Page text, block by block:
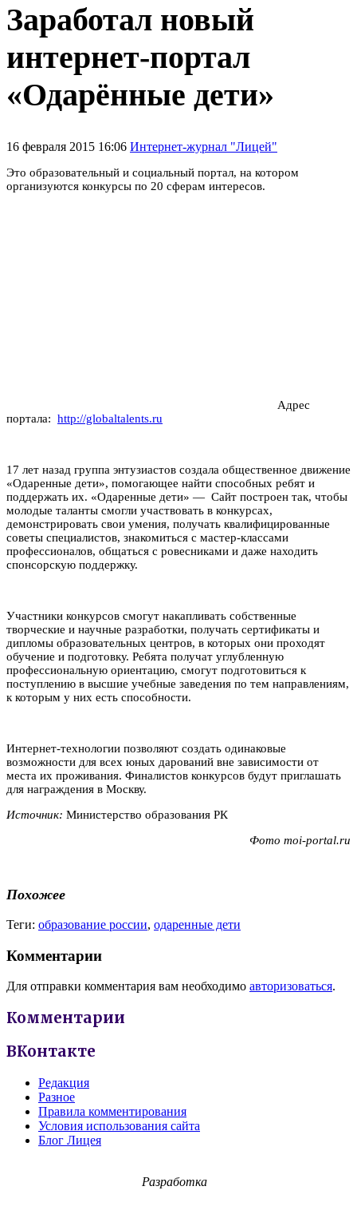
Заработал новый
интернет-портал
«Одарённые дети»
16 февраля 2015 16:06 Интернет-журнал "Лицей"
Это образовательный и социальный портал, на котором
организуются конкурсы по 20 сферам интересов.
Адрес
портала: http://globaltalents.ru
17 лет назад группа энтузиастов создала общественное движение
«Одаренные дети», помогающее найти способных ребят и
поддержать их. «Одаренные дети» — Сайт построен так, чтобы
молодые таланты смогли участвовать в конкурсах,
демонстрировать свои умения, получать квалифицированные
советы специалистов, знакомиться с мастер-классами
профессионалов, общаться с ровесниками и даже находить
спонсорскую поддержку.
Участники конкурсов смогут накапливать собственные
творческие и научные разработки, получать сертификаты и
дипломы образовательных центров, в которых они проходят
обучение и подготовку. Ребята получат углубленную
профессиональную ориентацию, смогут подготовиться к
поступлению в высшие учебные заведения по тем направлениям,
к которым у них есть способности.
Интернет-технологии позволяют создать одинаковые
возможности для всех юных дарований вне зависимости от
места их проживания. Финалистов конкурсов будут приглашать
для награждения в Москву.
Источник: Министерство образования РК
Фото moi-portal.ru
Похожее
Теги: образование россии, одаренные дети
Комментарии
Для отправки комментария вам необходимо авторизоваться.
Комментарии
ВКонтакте
Редакция
Разное
Правила комментирования
Условия использования сайта
Блог Лицея
Разработка